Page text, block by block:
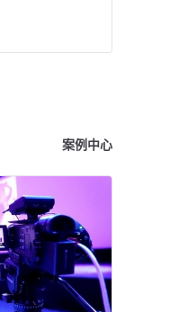
案例中心